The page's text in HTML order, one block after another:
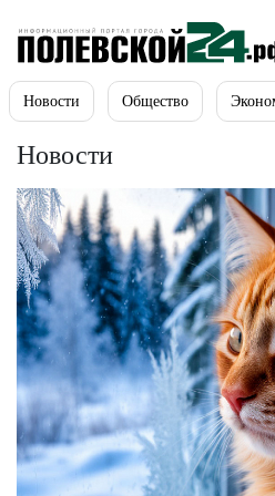
Новости Общество
Новости